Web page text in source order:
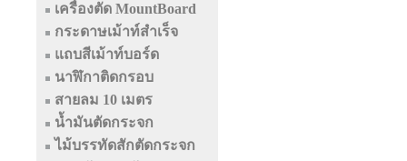
เครื่องตัด MountBoard
กระดาษเม้าท์สำเร็จ
แถบสีเม้าท์บอร์ด
นาฬิกาติดกรอบ
สายลม 10 เมตร
น้ำมันตัดกระจก
ไม้บรรทัดสักตัดกระจก